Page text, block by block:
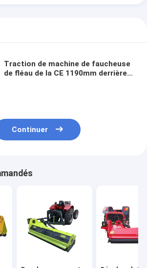
Traction de machine de faucheuse
de fléau de la CE 1190mm derrière 3
Continuer